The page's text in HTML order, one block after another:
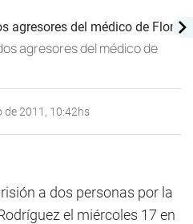
agresores del médico de
de 2011, 10:42hs
a dos personas por la
el miércoles 17 en